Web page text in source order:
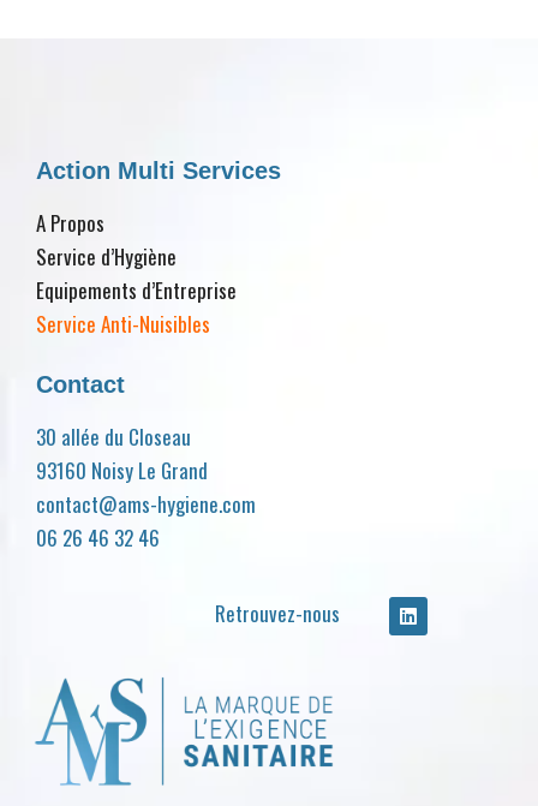
Action Multi Services
A Propos
Service d’Hygiène
Equipements d’Entreprise
Service Anti-Nuisibles
Contact
30 allée du Closeau
93160 Noisy Le Grand
contact@ams-hygiene.com
06 26 46 32 46
Retrouvez-nous